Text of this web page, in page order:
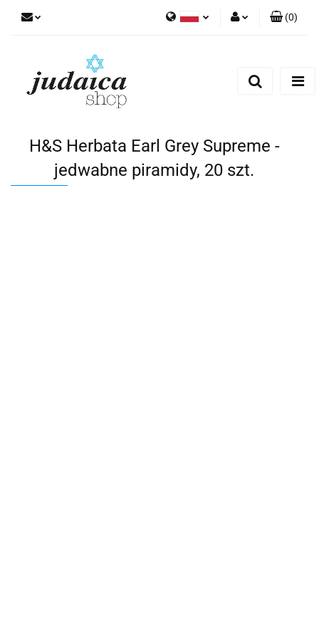
(0)
H&S Herbata Earl Grey Supreme -
jedwabne piramidy, 20 szt.